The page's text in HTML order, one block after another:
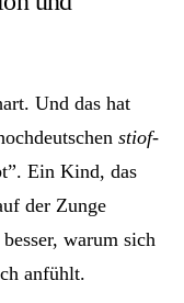
Und das hat
stiof-
Ein Kind, das
der Zunge
warum sich
anfühlt.